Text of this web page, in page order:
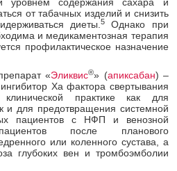
уровнем содержания сахара и
от табачных изделий и снизить
диеты.5Однако при
и медикаментозная терапия
профилактическое назначение
«Эликвис®» (апиксабан) –
Ха фактора свертывания
практике как для
и для предотвращения системной
пациентов с НФП и венозной
после планового
или коленного сустава, а
глубоких вен и тромбоэмболии